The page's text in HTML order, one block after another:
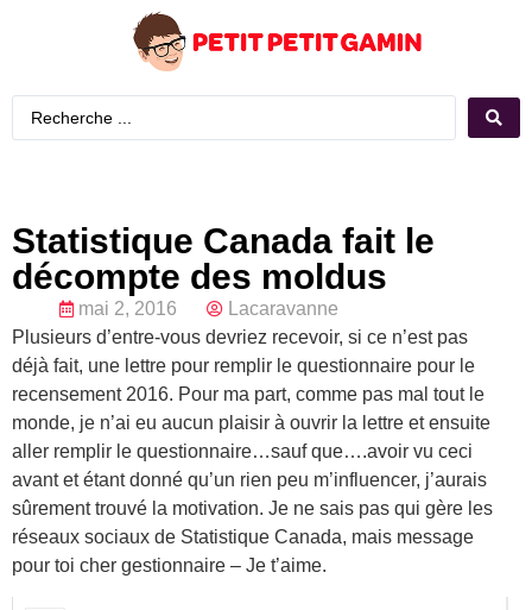
Statistique Canada fait le
décompte des moldus
mai 2, 2016
Lacaravanne
Plusieurs d’entre-vous devriez recevoir, si ce n’est pas
déjà fait, une lettre pour remplir le questionnaire pour le
recensement 2016. Pour ma part, comme pas mal tout le
monde, je n’ai eu aucun plaisir à ouvrir la lettre et ensuite
aller remplir le questionnaire…sauf que….avoir vu ceci
avant et étant donné qu’un rien peu m’influencer, j’aurais
sûrement trouvé la motivation. Je ne sais pas qui gère les
réseaux sociaux de Statistique Canada, mais message
pour toi cher gestionnaire – Je t’aime.